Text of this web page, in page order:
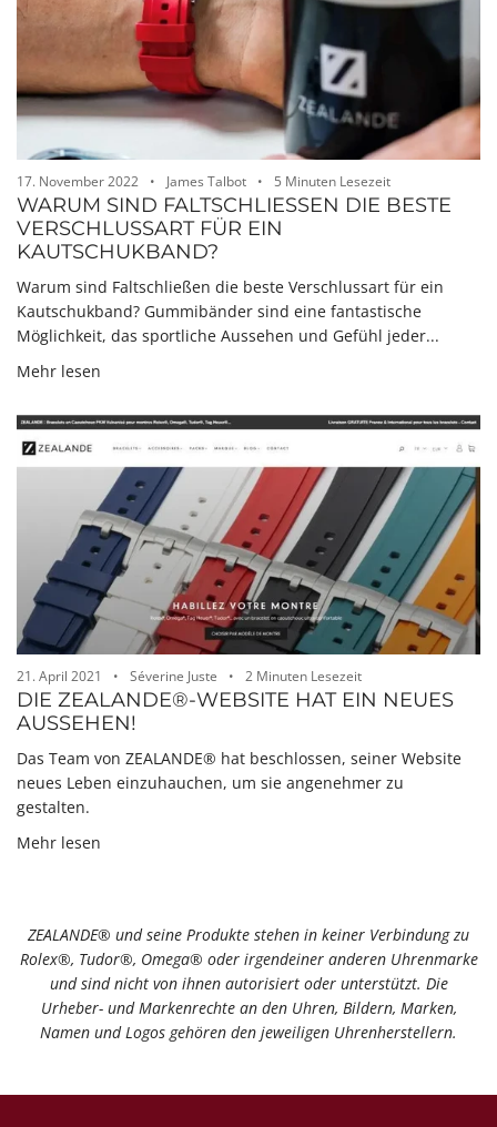
17. November 2022 James Talbot 5 Minuten Lesezeit
WARUM SIND FALTSCHLIESSEN DIE BESTE V
ERSCHLUSSART FÜR EIN K
AUTSCHUKBAND?
Warum sind Faltschließen die beste Verschlussart für ein
Kautschukband? Gummibänder sind eine fantastische
Möglichkeit, das sportliche Aussehen und Gefühl jeder...
Mehr lesen
21. April 2021 Séverine Juste 2 Minuten Lesezeit
DIE ZEALANDE®-WEBSITE HAT EIN NEUES
AUSSEHEN!
Das Team von ZEALANDE® hat beschlossen, seiner Website
neues Leben einzuhauchen, um sie angenehmer zu
gestalten.
Mehr lesen
ZEALANDE® und seine Produkte stehen in keiner Verbindung zu
Rolex®️, Tudor®️, Omega®️ oder irgendeiner anderen Uhrenmarke
und sind nicht von ihnen autorisiert oder unterstützt. Die
Urheber- und Markenrechte an den Uhren, Bildern, Marken,
Namen und Logos gehören den jeweiligen Uhrenherstellern.